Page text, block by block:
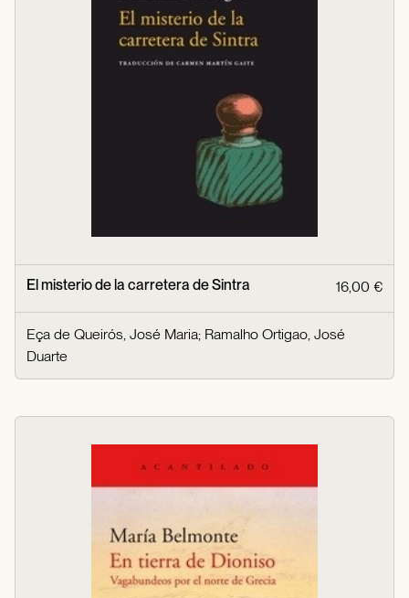
El misterio de la carretera de Sintra 16,00 €
Eça de Queirós, José Maria; Ramalho Ortigao, José
Duarte